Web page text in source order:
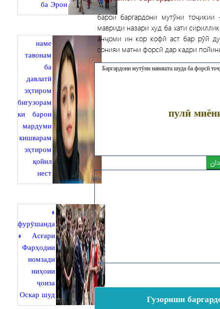
пулӣ
ба Эрон
наме
тавонам
ба
давлатӣ
эҳтиром
бигузорам
ки барои
мардуми
кишварам
эҳтиром
қойил
нест
«
фурӯшанда
» Асғари
Фарҳодии
номзади
ниҳоии
ҷоиза
Оскар шуд
барои баргардони мутӯни
мавриди назари худ ба хати
анҷоми ин кор кофӣ аст бар рӯй
сонияи матни форсӣ дар кадри
Гузориши